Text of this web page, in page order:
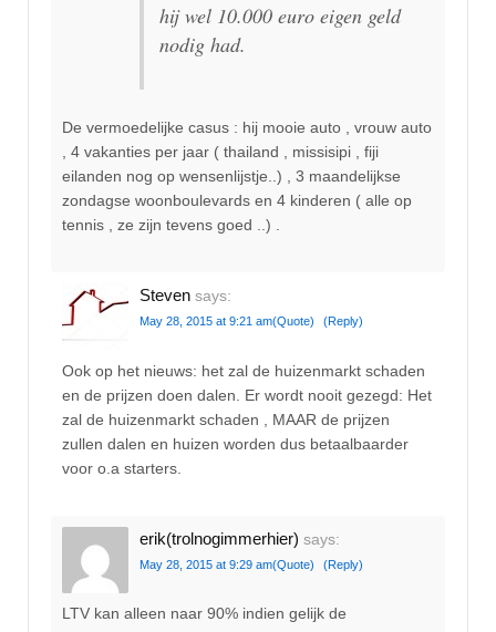
hij wel 10.000 euro eigen geld
nodig had.
De vermoedelijke casus : hij mooie auto , vrouw auto
, 4 vakanties per jaar ( thailand , missisipi , fiji
eilanden nog op wensenlijstje..) , 3 maandelijkse
zondagse woonboulevards en 4 kinderen ( alle op
tennis , ze zijn tevens goed ..) .
Steven says:
May 28, 2015 at 9:21 am(Quote) (Reply)
Ook op het nieuws: het zal de huizenmarkt schaden
en de prijzen doen dalen. Er wordt nooit gezegd: Het
zal de huizenmarkt schaden , MAAR de prijzen
zullen dalen en huizen worden dus betaalbaarder
voor o.a starters.
erik(trolnogimmerhier) says:
May 28, 2015 at 9:29 am(Quote) (Reply)
LTV kan alleen naar 90% indien gelijk de